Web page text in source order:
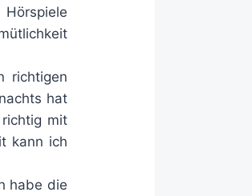
richtigen
hat
mit
kann ich
habe die